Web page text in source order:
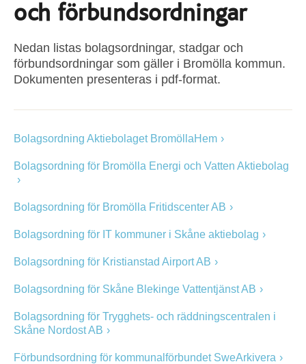
och förbundsordningar
Nedan listas bolagsordningar, stadgar och
förbundsordningar som gäller i Bromölla kommun.
Dokumenten presenteras i pdf-format.
Bolagsordning Aktiebolaget BromöllaHem
Bolagsordning för Bromölla Energi och Vatten Aktiebolag
Bolagsordning för Bromölla Fritidscenter AB
Bolagsordning för IT kommuner i Skåne aktiebolag
Bolagsordning för Kristianstad Airport AB
Bolagsordning för Skåne Blekinge Vattentjänst AB
Bolagsordning för Trygghets- och räddningscentralen i
Skåne Nordost AB
Förbundsordning för kommunalförbundet SweArkivera